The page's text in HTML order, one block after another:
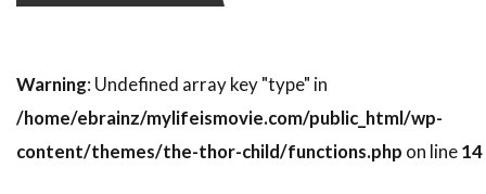
スティーブ・アンティン
Warning: Undefined array key "type" in
/home/ebrainz/mylifeismovie.com/public_html/wp-
content/themes/the-thor-child/functions.php on line14